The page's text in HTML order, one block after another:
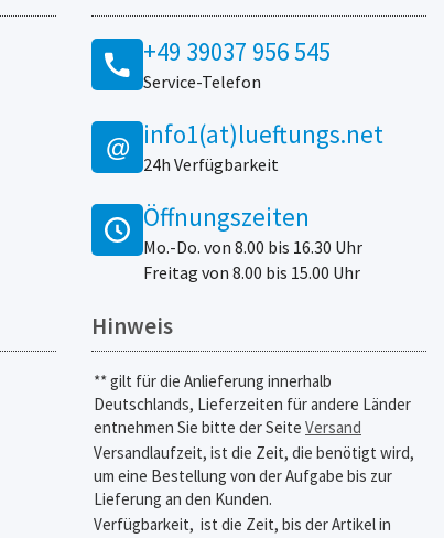
+49 39037 956 545
Service-Telefon
@ info1(at)lueftungs.net
24h Verfügbarkeit
Öffnungszeiten
Mo.-Do. von 8.00 bis 16.30 Uhr
Freitag von 8.00 bis 15.00 Uhr
Hinweis
** gilt für die Anlieferung innerhalb
Deutschlands, Lieferzeiten für andere Länder
entnehmen Sie bitte der Seite Versand
Versandlaufzeit, ist die Zeit, die benötigt wird,
um eine Bestellung von der Aufgabe bis zur
Lieferung an den Kunden.
Verfügbarkeit, ist die Zeit, bis der Artikel in